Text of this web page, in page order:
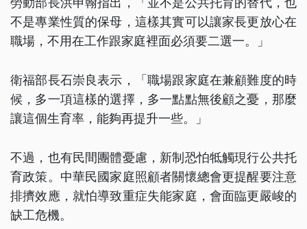
不是專業性質的保母，這樣其實可以讓家長更放心在
職場，不用在工作跟家庭裡面必須要二選一。」
衛福部長石崇良表示，「職場跟家庭在兼顧難度的時
候，多一項這樣的選擇，多一點點無後顧之憂，那麼
讓這個生育率，能夠再提升一些。」
不過，也有民間團體憂慮，新制恐怕牴觸現行公共托
育政策。中華民國家庭照顧者關懷總會更提醒要注意
排擠效應，就怕導致重症失能家庭，會面臨更嚴峻的
缺工危機。